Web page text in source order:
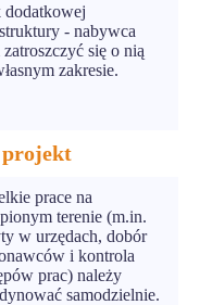
dodatkowej
- nabywca
zatroszczyć się o nią
zakresie.
projekt
prace na
terenie (m.in.
w urzędach, dobór
i kontrola
prac) należy
samodzielnie.